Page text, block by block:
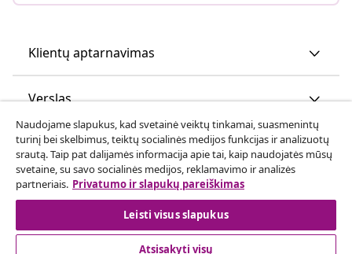
Klientų aptarnavimas
Verslas
vidaXL
Atraskite daugiau
Naudojame slapukus, kad svetainė veiktų tinkamai, suasmenintų
turinį bei skelbimus, teiktų socialinės medijos funkcijas ir analizuotų
srautą. Taip pat dalijamės informacija apie tai, kaip naudojatės mūsų
svetaine, su savo socialinės medijos, reklamavimo ir analizės
partneriais. Privatumo ir slapukų pareiškimas
Leisti visus slapukus
Atsisakyti visų